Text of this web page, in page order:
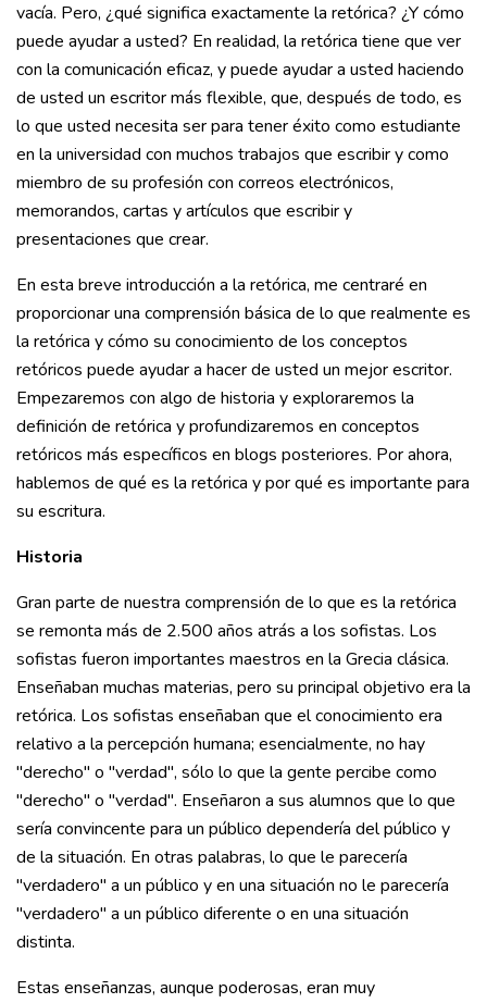
vacía. Pero, ¿qué significa exactamente la retórica? ¿Y cómo
puede ayudar a usted? En realidad, la retórica tiene que ver
con la comunicación eficaz, y puede ayudar a usted haciendo
de usted un escritor más flexible, que, después de todo, es
lo que usted necesita ser para tener éxito como estudiante
en la universidad con muchos trabajos que escribir y como
miembro de su profesión con correos electrónicos,
memorandos, cartas y artículos que escribir y
presentaciones que crear.
En esta breve introducción a la retórica, me centraré en
proporcionar una comprensión básica de lo que realmente es
la retórica y cómo su conocimiento de los conceptos
retóricos puede ayudar a hacer de usted un mejor escritor.
Empezaremos con algo de historia y exploraremos la
definición de retórica y profundizaremos en conceptos
retóricos más específicos en blogs posteriores. Por ahora,
hablemos de qué es la retórica y por qué es importante para
su escritura.
Historia
Gran parte de nuestra comprensión de lo que es la retórica
se remonta más de 2.500 años atrás a los sofistas. Los
sofistas fueron importantes maestros en la Grecia clásica.
Enseñaban muchas materias, pero su principal objetivo era la
retórica. Los sofistas enseñaban que el conocimiento era
relativo a la percepción humana; esencialmente, no hay
"derecho" o "verdad", sólo lo que la gente percibe como
"derecho" o "verdad". Enseñaron a sus alumnos que lo que
sería convincente para un público dependería del público y
de la situación. En otras palabras, lo que le parecería
"verdadero" a un público y en una situación no le parecería
"verdadero" a un público diferente o en una situación
distinta.
Estas enseñanzas, aunque poderosas, eran muy